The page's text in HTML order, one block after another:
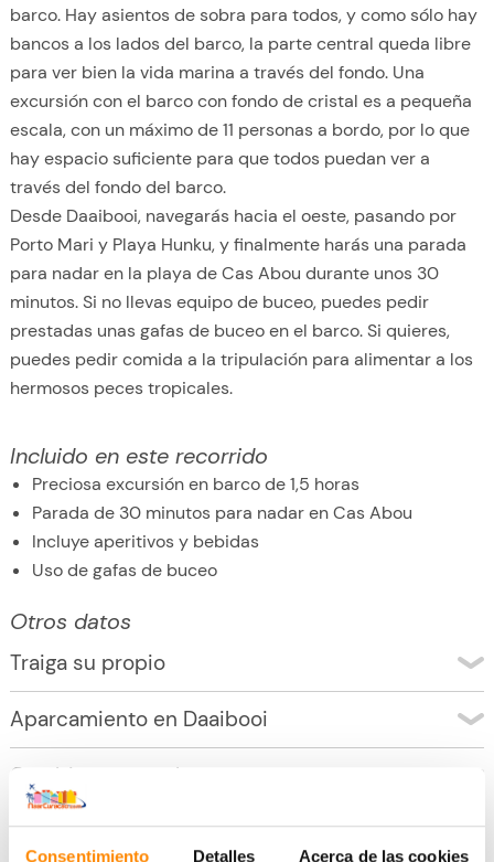
Consentimiento Detalles Acerca de las cookies
barco. Hay asientos de sobra para todos, y como sólo hay
bancos a los lados del barco, la parte central queda libre
para ver bien la vida marina a través del fondo. Una
excursión con el barco con fondo de cristal es a pequeña
escala, con un máximo de 11 personas a bordo, por lo que
hay espacio suficiente para que todos puedan ver a
través del fondo del barco.
Desde Daaibooi, navegarás hacia el oeste, pasando por
Porto Mari y Playa Hunku, y finalmente harás una parada
para nadar en la playa de Cas Abou durante unos 30
minutos. Si no llevas equipo de buceo, puedes pedir
prestadas unas gafas de buceo en el barco. Si quieres,
puedes pedir comida a la tripulación para alimentar a los
hermosos peces tropicales.
Incluido en este recorrido
Preciosa excursión en barco de 1,5 horas
Parada de 30 minutos para nadar en Cas Abou
Incluye aperitivos y bebidas
Uso de gafas de buceo
Otros datos
Traiga su propio
Bañadores
A pesar del techo del barco, corres el riesgo de
quemarte rápidamente con el sol. Asegúrate de llevar
protector solar, gafas de sol, etc.
Aparcamiento en Daaibooi
Puedes aparcar gratis en la playa de Daaibooi. Sólo
asegúrate de no dejar nada de valor en el coche.
de las playas. No vayas a esconder más cosas en el
Cambiar o cancelar
cargo alguno hasta 48 horas antes de la salida